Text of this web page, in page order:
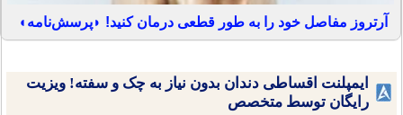
آرتروز مفاصل خود را به طور قطعی درمان کنید! ◗پرسش‌نامه◖
ایمپلنت اقساطی دندان بدون نیاز به چک و سفته! ویزیت
رایگان توسط متخصص